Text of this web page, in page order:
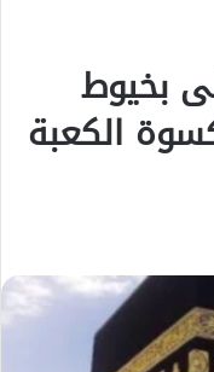
بخيوط
الكعبة